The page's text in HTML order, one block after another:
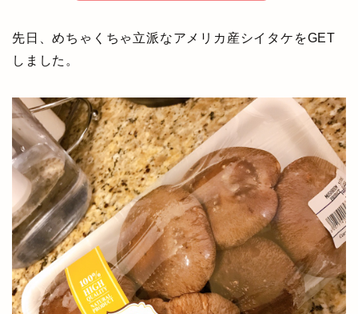
先日、めちゃくちゃ立派なアメリカ産シイタケをGET
しました。